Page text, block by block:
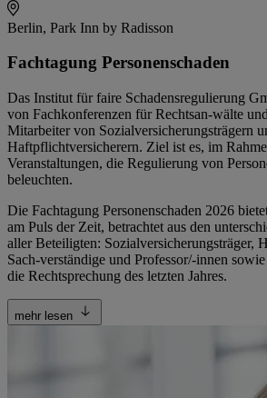
Berlin, Park Inn by Radisson
Fachtagung Personenschaden
Das Institut für faire Schadensregulierung
von Fachkonferenzen für Rechtsan-wälte
Mitarbeiter von Sozialversicherungsträgern
Haftpflichtversicherern. Ziel ist es, im
Veranstaltungen, die Regulierung von
beleuchten.
Die Fachtagung Personenschaden 2026
am Puls der Zeit, betrachtet aus den
aller Beteiligten: Sozialversicherungsträger,
Sach-verständige und Professor/-innen
die Rechtsprechung des letzten Jahres.
mehr lesen